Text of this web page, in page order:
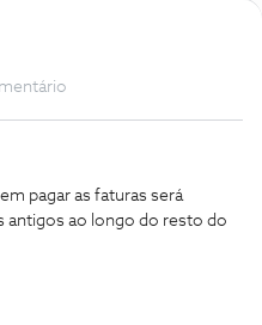
pagar as faturas será
antigos ao longo do resto do